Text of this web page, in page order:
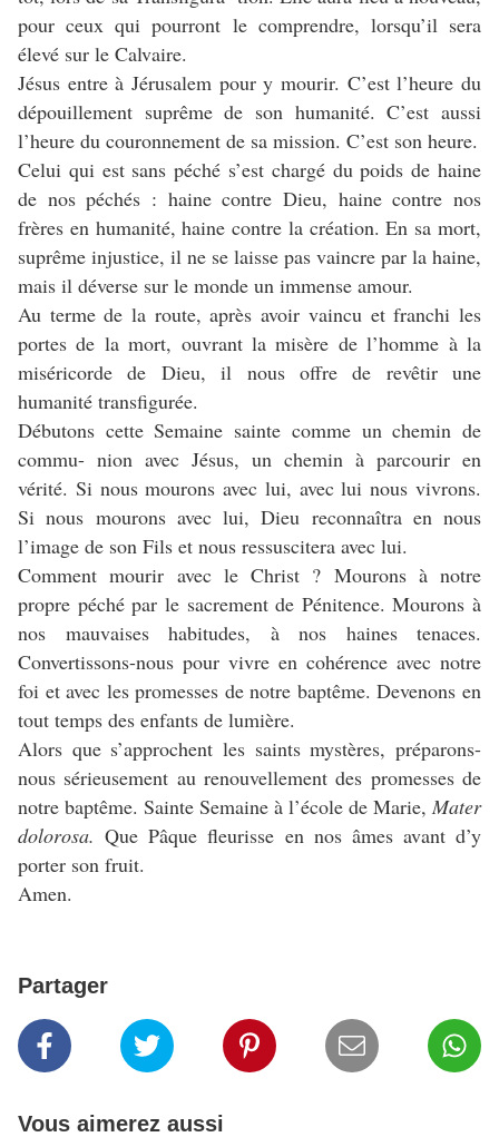
pour ceux qui pourront le comprendre, lorsqu’il sera
élevé sur le Calvaire.
Jésus entre à Jérusalem pour y mourir. C’est l’heure du
dépouillement suprême de son humanité. C’est aussi
l’heure du couronnement de sa mission. C’est son heure.
Celui qui est sans péché s’est chargé du poids de haine
de nos péchés : haine contre Dieu, haine contre nos
frères en humanité, haine contre la création. En sa mort,
suprême injustice, il ne se laisse pas vaincre par la haine,
mais il déverse sur le monde un immense amour.
Au terme de la route, après avoir vaincu et franchi les
portes de la mort, ouvrant la misère de l’homme à la
miséricorde de Dieu, il nous offre de revêtir une
humanité transfigurée.
Débutons cette Semaine sainte comme un chemin de
commu- nion avec Jésus, un chemin à parcourir en
vérité. Si nous mourons avec lui, avec lui nous vivrons.
Si nous mourons avec lui, Dieu reconnaîtra en nous
l’image de son Fils et nous ressuscitera avec lui.
Comment mourir avec le Christ ? Mourons à notre
propre péché par le sacrement de Pénitence. Mourons à
nos mauvaises habitudes, à nos haines tenaces.
Convertissons-nous pour vivre en cohérence avec notre
foi et avec les promesses de notre baptême. Devenons en
tout temps des enfants de lumière.
Alors que s’approchent les saints mystères, préparons-
nous sérieusement au renouvellement des promesses de
notre baptême. Sainte Semaine à l’école de Marie, Mater
dolorosa.Que Pâque fleurisse en nos âmes avant d’y
porter son fruit.
Amen.
Partager
Vous aimerez aussi